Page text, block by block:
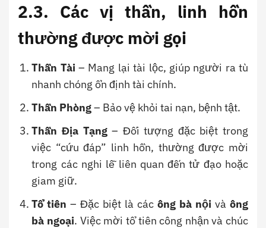
2.3. Các vị thần, linh hồn
thường được mời gọi
Thần Tài – Mang lại tài lộc, giúp người ra tù
nhanh chóng ổn định tài chính.
Thần Phòng– Bảo vệ khỏi tai nạn, bệnh tật.
Thần Địa Tạng– Đối tượng đặc biệt trong
việc “cứu đáp” linh hồn, thường được mời
trong các nghi lễ liên quan đến tử đạo hoặc
giam giữ.
Tổ tiên – Đặc biệt là cácông bà nội vàông
bà ngoại. Việc mời tổ tiên công nhận và chúc